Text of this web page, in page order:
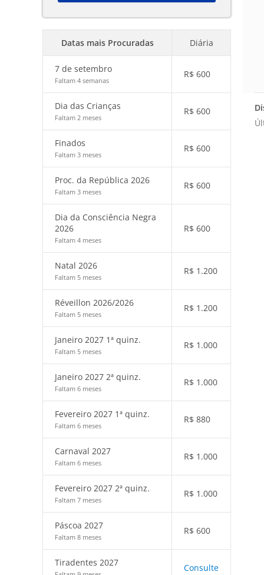
Datas mais Procuradas Diária
7 de setembro
Faltam 4 semanas
R$ 600
Dia das Crianças
Faltam 2 meses
R$ 600
Finados
Faltam 3 meses
R$ 600
Proc. da República 2026
Faltam 3 meses
R$ 600
Dia da Consciência Negra
2026
Faltam 4 meses
R$ 600
Natal 2026
Faltam 5 meses
R$ 1.200
Réveillon 2026/2026
Faltam 5 meses
R$ 1.200
Janeiro 2027 1ª quinz.
Faltam 5 meses
R$ 1.000
Janeiro 2027 2ª quinz.
Faltam 6 meses
R$ 1.000
Fevereiro 2027 1ª quinz.
Faltam 6 meses
R$ 880
Carnaval 2027
Faltam 6 meses
R$ 1.000
Fevereiro 2027 2ª quinz.
Faltam 7 meses
R$ 1.000
Páscoa 2027
Faltam 8 meses
R$ 600
Tiradentes 2027 Consulte